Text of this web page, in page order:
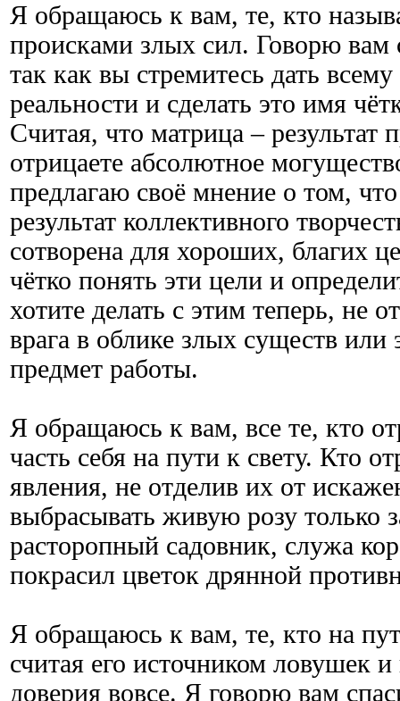
Я обращаюсь к вам, те, кто
происками злых сил. Говорю вам
так как вы стремитесь дать
реальности и сделать это имя
Считая, что матрица – результат
отрицаете абсолютное
предлагаю своё мнение о том,
результат коллективного
сотворена для хороших, благих
чётко понять эти цели и
хотите делать с этим теперь, не
врага в облике злых существ или
предмет работы.
Я обращаюсь к вам, все те, кто
часть себя на пути к свету. Кто
явления, не отделив их от
выбрасывать живую розу только
расторопный садовник, служа
покрасил цветок дрянной
Я обращаюсь к вам, те, кто на
считая его источником ловушек
доверия вовсе. Я говорю вам